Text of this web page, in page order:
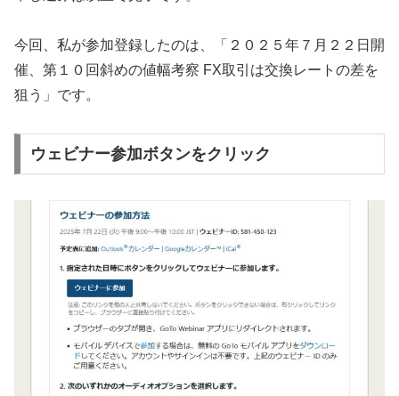
今回、私が参加登録したのは、「２０２５年７月２２日開
催、第１０回斜めの値幅考察 FX取引は交換レートの差を
狙う」です。
ウェビナー参加ボタンをクリック